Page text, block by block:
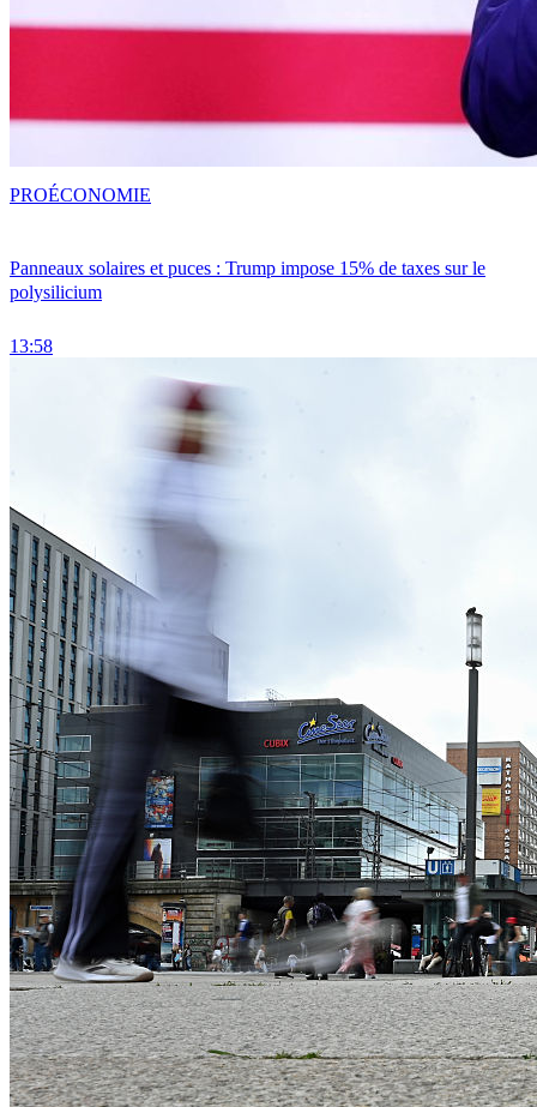
Panneaux solaires et puces : Trump impose 15% de taxes sur le
polysilicium
13:58
PROÉCONOMIE